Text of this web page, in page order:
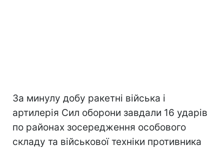
За минулу добу ракетні війська і
артилерія Сил оборони завдали 16 ударів
по районах зосередження особового
складу та військової техніки противника